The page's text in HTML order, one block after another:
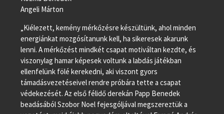
Angeli Márton
„Kiélezett, kemény mérkőzésre készültünk, ahol minden
energiánkat mozgósítanunk kell, ha sikeresek akarunk
lenni. A mérkőzést mindkét csapat motiváltan kezdte, és
viszonylag hamar képesek voltunk a labdás játékban
ellenfelünk fölé kerekedni, aki viszont gyors
támadásvezetéseivel rendre próbára tette a csapat
védekezését. Az első félidő derekán Papp Benedek
beadásából Szobor Noel fejesgóljával megszereztük a